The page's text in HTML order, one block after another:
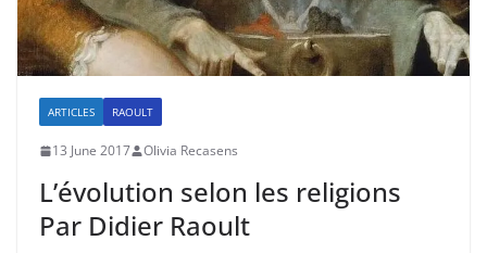
ARTICLES RAOULT
13 June 2017 Olivia Recasens
L’évolution selon les religions
Par Didier Raoult